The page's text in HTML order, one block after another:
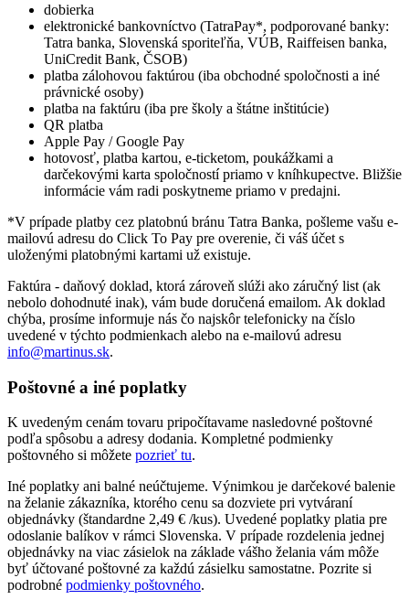
dobierka
elektronické bankovníctvo (TatraPay*, podporované banky:
Tatra banka, Slovenská sporiteľňa, VÚB, Raiffeisen banka,
UniCredit Bank, ČSOB)
platba zálohovou faktúrou (iba obchodné spoločnosti a iné
právnické osoby)
platba na faktúru (iba pre školy a štátne inštitúcie)
QR platba
Apple Pay / Google Pay
hotovosť, platba kartou, e-ticketom, poukážkami a
darčekovými karta spoločností priamo v kníhkupectve. Bližšie
informácie vám radi poskytneme priamo v predajni.
*V prípade platby cez platobnú bránu Tatra Banka, pošleme vašu e-
mailovú adresu do Click To Pay pre overenie, či váš účet s
uloženými platobnými kartami už existuje.
Faktúra - daňový doklad, ktorá zároveň slúži ako záručný list (ak
nebolo dohodnuté inak), vám bude doručená emailom. Ak doklad
chýba, prosíme informuje nás čo najskôr telefonicky na číslo
uvedené v týchto podmienkach alebo na e-mailovú adresu
info@martinus.sk.
Poštovné a iné poplatky
K uvedeným cenám tovaru pripočítavame nasledovné poštovné
podľa spôsobu a adresy dodania. Kompletné podmienky
poštovného si môžete pozrieť tu.
Iné poplatky ani balné neúčtujeme. Výnimkou je darčekové balenie
na želanie zákazníka, ktorého cenu sa dozviete pri vytváraní
objednávky (štandardne 2,49 € /kus). Uvedené poplatky platia pre
odoslanie balíkov v rámci Slovenska. V prípade rozdelenia jednej
objednávky na viac zásielok na základe vášho želania vám môže
byť účtované poštovné za každú zásielku samostatne. Pozrite si
podrobné podmienky poštovného.